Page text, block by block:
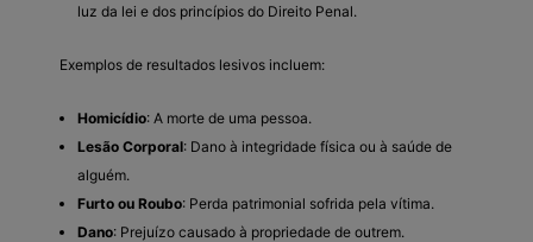
luz da lei e dos princípios do Direito Penal.
Exemplos de resultados lesivos incluem:
Homicídio: A morte de uma pessoa.
Lesão Corporal: Dano à integridade física ou à saúde de
alguém.
Furto ou Roubo: Perda patrimonial sofrida pela vítima.
Dano: Prejuízo causado à propriedade de outrem.